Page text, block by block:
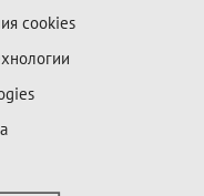
cookies